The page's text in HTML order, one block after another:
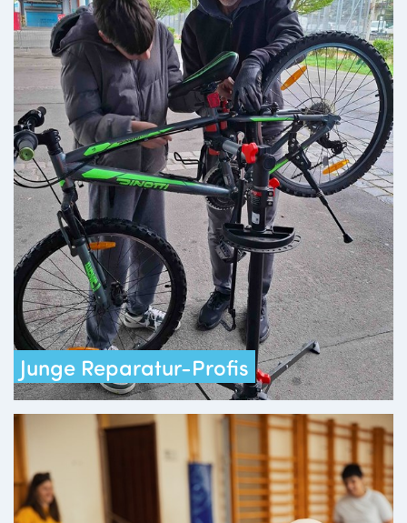
Junge Reparatur-Profis